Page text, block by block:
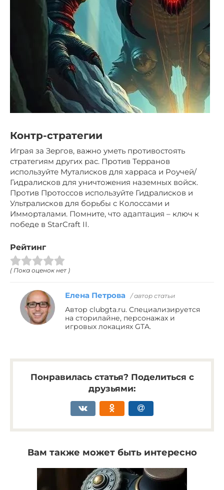
Контр-стратегии
Играя за Зергов, важно уметь противостоять
стратегиям других рас. Против Терранов
используйте Муталисков для харраса и Роучей/
Гидралисков для уничтожения наземных войск.
Против Протоссов используйте Гидралисков и
Ультралисков для борьбы с Колоссами и
Имморталами. Помните, что адаптация – ключ к
победе в StarCraft II.
Рейтинг
( Пока оценок нет )
Елена Петрова / автор статьи
Автор clubgta.ru. Специализируется
на сторилайне, персонажах и
игровых локациях GTA.
Понравилась статья? Поделиться с
друзьями:
Вам также может быть интересно